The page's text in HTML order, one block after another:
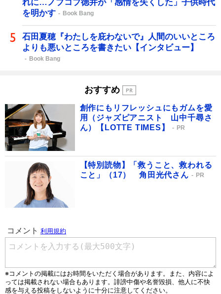
れに…ノブコブ徳井が「感情を失くした」子供時代
を明かす
Book Bang
石田夏穂『わたしを庇わないで』人間のいいところ
よりも悪いところを書きたい【インタビュー】
Book Bang
おすすめ
創作にもリフレッシュにもガムを愛
用（ジャズピアニスト 山中千尋さ
ん）【LOTTE TIMES】
PR
【特別読物】「救うこと、救われる
こと」（17） 角田光代さん
PR